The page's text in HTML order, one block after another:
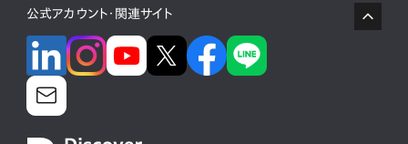
公式アカウント・関連サイト